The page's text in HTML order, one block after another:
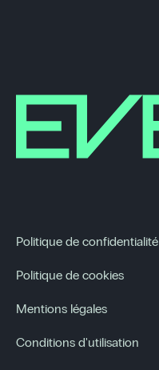
Politique de confidentialité
Politique de cookies
Mentions légales
Conditions d'utilisation